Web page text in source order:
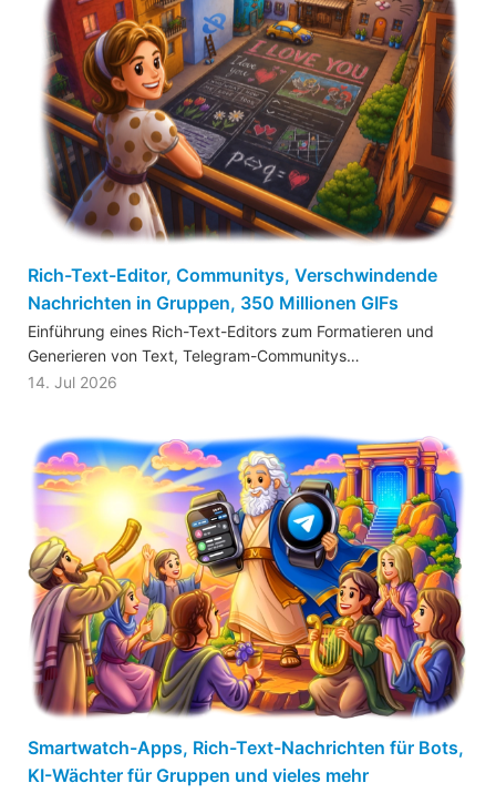
Rich-Text-Editor, Communitys, Verschwindende
Nachrichten in Gruppen, 350 Millionen GIFs
Einführung eines Rich-Text-Editors zum Formatieren und
Generieren von Text, Telegram-Communitys…
14. Jul 2026
Smartwatch-Apps, Rich-Text-Nachrichten für Bots,
KI-Wächter für Gruppen und vieles mehr